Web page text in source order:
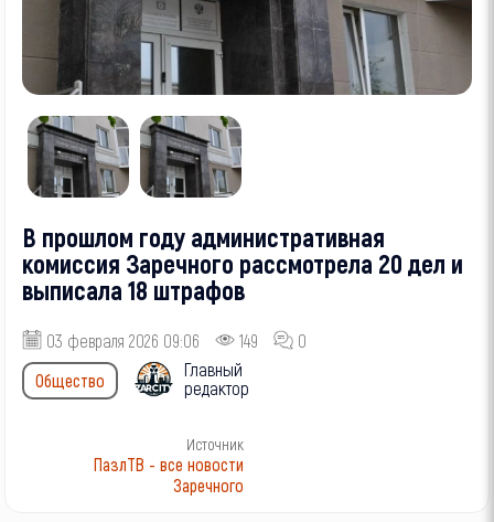
В прошлом году административная
комиссия Заречного рассмотрела 20 дел и
выписала 18 штрафов
03 февраля 2026 09:06 149
0
Общество
Главный
редактор
Источник
ПазлТВ - все новости
Заречного